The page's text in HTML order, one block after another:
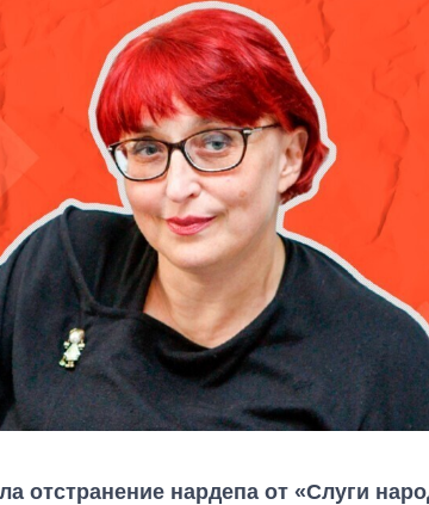
отстранение нардепа от «Слуги